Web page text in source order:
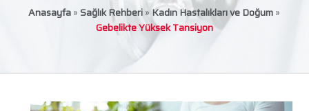
Anasayfa» Sağlık Rehberi» Kadın Hastalıkları ve Doğum»
Gebelikte Yüksek Tansiyon